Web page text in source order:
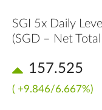
SGI 5x Daily
(SGD – Net
157.525
( +9.846/6.667%)